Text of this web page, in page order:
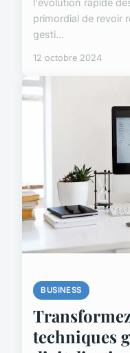
l'évolution rapide
primordial de revoir
gesti...
12 octobre 2024
BUSINESS
techniques